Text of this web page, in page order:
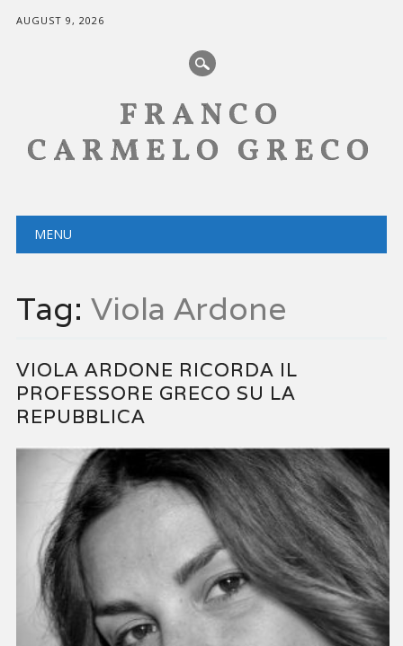
AUGUST 9, 2026
FRANCO
CARMELO GRECO
Main menu
MENU
Tag: Viola Ardone
VIOLA ARDONE RICORDA IL
PROFESSORE GRECO SU LA
REPUBBLICA